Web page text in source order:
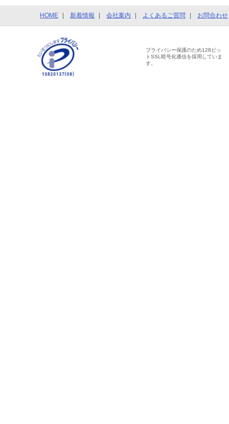
HOME 新着情報 会社案内 よくあるご質問 お問合わせ
プライバシー保護のため128ビッ
トSSL暗号化通信を採用していま
す。